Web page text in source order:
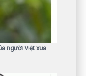
người Việt xưa